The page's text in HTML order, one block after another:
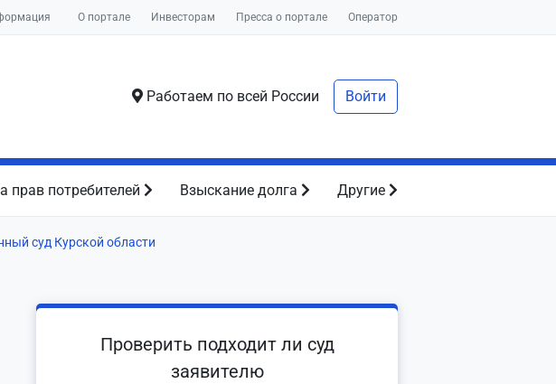
О портале Инвесторам Пресса о портале Оператор
Работаем по всей России Войти
прав потребителей Взыскание долга Другие
суд Курской области
Проверить подходит ли суд
заявителю